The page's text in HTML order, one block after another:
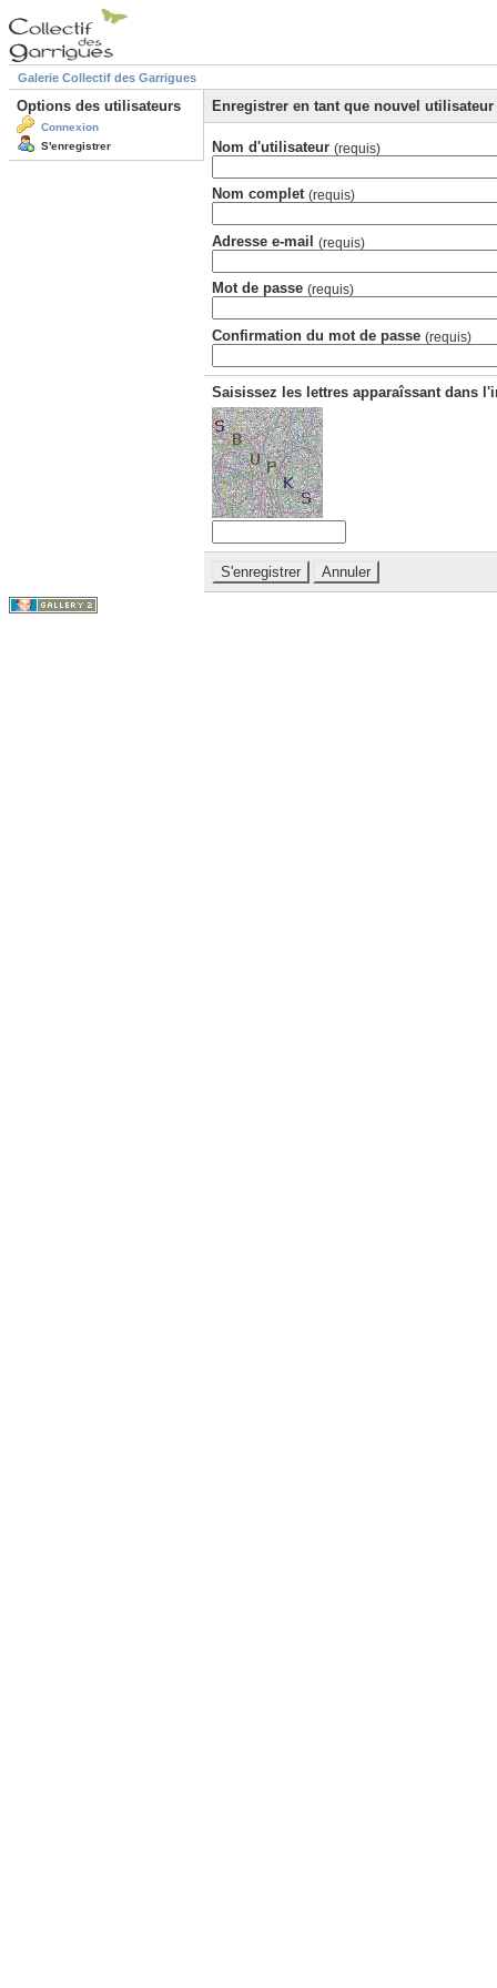
Galerie Collectif des Garrigues
Options des utilisateurs
Connexion
S'enregistrer
Enregistrer en tant que nouvel utilisateur
Nom d'utilisateur (requis)
Nom complet (requis)
Adresse e-mail (requis)
Mot de passe (requis)
Confirmation du mot de passe (requis)
Saisissez les lettres apparaîssant dans